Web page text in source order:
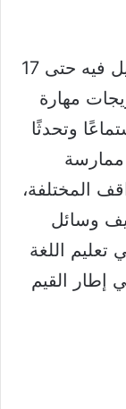
ويهدف البرنامج الذي يستمر التسجيل فيه حتى 17
مهارة
وتحدثًا
ممارسة
المختلفة،
وسائل
تعليم اللغة
إطار القيم